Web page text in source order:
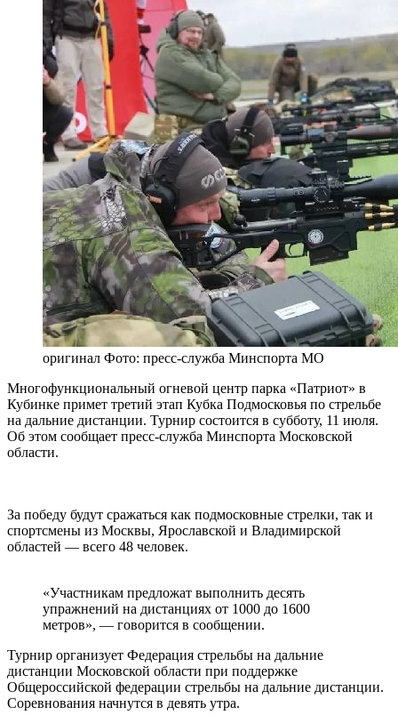
оригинал Фото: пресс-служба Минспорта МО
Многофункциональный огневой центр парка «Патриот» в
Кубинке примет третий этап Кубка Подмосковья по стрельбе
на дальние дистанции. Турнир состоится в субботу, 11 июля.
Об этом сообщает пресс-служба Минспорта Московской
области.
За победу будут сражаться как подмосковные стрелки, так и
спортсмены из Москвы, Ярославской и Владимирской
областей — всего 48 человек.
«Участникам предложат выполнить десять
упражнений на дистанциях от 1000 до 1600
метров», — говорится в сообщении.
Турнир организует Федерация стрельбы на дальние
дистанции Московской области при поддержке
Общероссийской федерации стрельбы на дальние дистанции.
Соревнования начнутся в девять утра.